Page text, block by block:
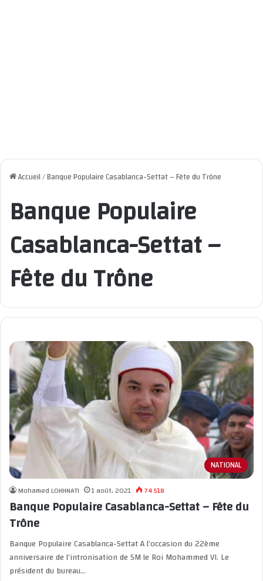
Accueil/Banque Populaire Casablanca-Settat – Fête du Trône
Banque Populaire
Casablanca-Settat –
Fête du Trône
NATIONAL
Mohamed LOKHNATI 1 août، 2021 74 518
Banque Populaire Casablanca-Settat – Fête du
Trône
Banque Populaire Casablanca-Settat A l’occasion du 22ème
anniversaire de l’intronisation de SM le Roi Mohammed VI. Le
président du bureau…